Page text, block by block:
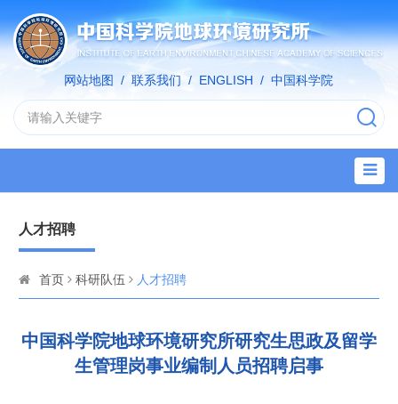
网站地图 / 联系我们 / ENGLISH / 中国科学院
人才招聘
首页 科研队伍 人才招聘
中国科学院地球环境研究所研究生思政及留学
生管理岗事业编制人员招聘启事